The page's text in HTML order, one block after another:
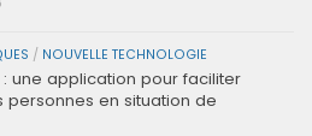
/ NOUVELLE TECHNOLOGIE
: une application pour faciliter
personnes en situation de